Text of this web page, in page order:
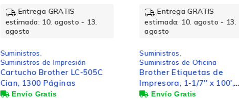
Entrega GRATIS
estimada: 10. agosto - 13.
agosto
Suministros,
Suministros de Impresión
Cartucho Brother LC-505C
Cian, 1300 Páginas
Entrega GRATIS
estimada: 10. agosto - 13.
agosto
Suministros,
Suministros de Oficina
Brother Etiquetas de
Impresora, 1-1/7'' x 100',
Blanco/Negro